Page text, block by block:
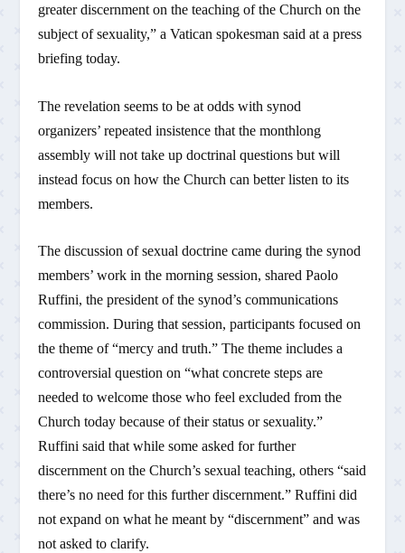
greater discernment on the teaching of the Church on the
subject of sexuality,” a Vatican spokesman said at a press
briefing today.
The revelation seems to be at odds with synod
organizers’ repeated insistence that the monthlong
assembly will not take up doctrinal questions but will
instead focus on how the Church can better listen to its
members.
The discussion of sexual doctrine came during the synod
members’ work in the morning session, shared Paolo
Ruffini, the president of the synod’s communications
commission. During that session, participants focused on
the theme of “mercy and truth.” The theme includes a
controversial question on “what concrete steps are
needed to welcome those who feel excluded from the
Church today because of their status or sexuality.”
Ruffini said that while some asked for further
discernment on the Church’s sexual teaching, others “said
there’s no need for this further discernment.” Ruffini did
not expand on what he meant by “discernment” and was
not asked to clarify.